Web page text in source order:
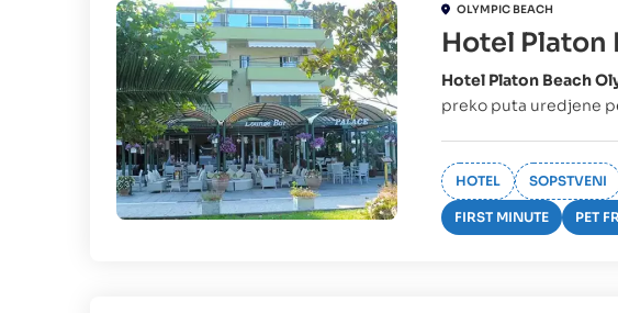
OLYMPIC BEACH
Hotel Platon
Hotel Platon Beach
preko puta uredjene
HOTEL SOPSTVENI
FIRST MINUTE PET